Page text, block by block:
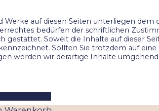
auf diesen Seiten unterliegen
bedürfen der schriftlichen
gestattet. Soweit die Inhalte auf dieser
Sollten Sie trotzdem auf
werden wir derartige Inhalte